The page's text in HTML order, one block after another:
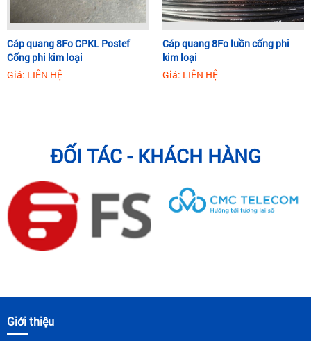
Cáp quang 8Fo CPKL Postef
Cống phi kim loại
Giá: LIÊN HỆ
Cáp quang 8Fo luồn cống phi
kim loại
Giá: LIÊN HỆ
ĐỐI TÁC - KHÁCH HÀNG
Giới thiệu